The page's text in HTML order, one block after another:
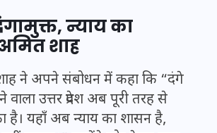
न्याय का
शाह
ने अपने संबोधन में कहा कि “दंगे
वाला उत्तर प्रदेश अब पूरी तरह से
है। यहाँ अब न्याय का शासन है,